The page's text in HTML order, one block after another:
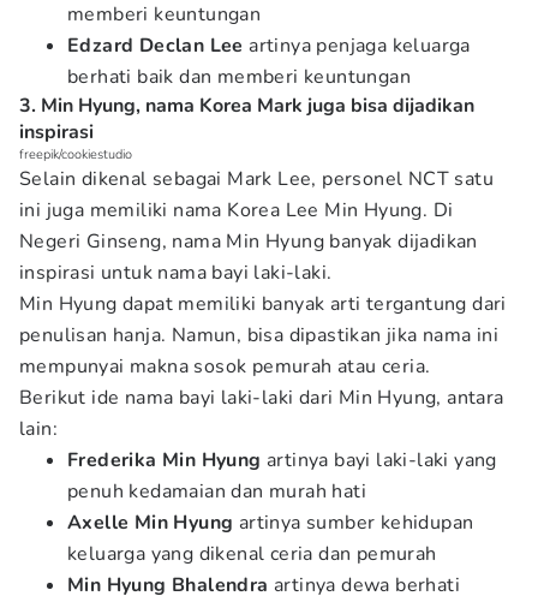
memberi keuntungan
Edzard Declan Lee artinya penjaga keluarga
berhati baik dan memberi keuntungan
3. Min Hyung, nama Korea Mark juga bisa dijadikan
inspirasi
freepik/cookiestudio
Selain dikenal sebagai Mark Lee, personel NCT satu
ini juga memiliki nama Korea Lee Min Hyung. Di
Negeri Ginseng, nama Min Hyung banyak dijadikan
inspirasi untuk nama bayi laki-laki.
Min Hyung dapat memiliki banyak arti tergantung dari
penulisan hanja. Namun, bisa dipastikan jika nama ini
mempunyai makna sosok pemurah atau ceria.
Berikut ide nama bayi laki-laki dari Min Hyung, antara
lain:
Frederika Min Hyung artinya bayi laki-laki yang
penuh kedamaian dan murah hati
Axelle Min Hyung artinya sumber kehidupan
keluarga yang dikenal ceria dan pemurah
Min Hyung Bhalendra artinya dewa berhati